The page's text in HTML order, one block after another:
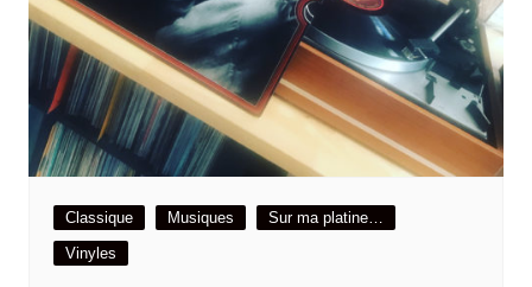
Classique Musiques
Sur ma platine…
Vinyles